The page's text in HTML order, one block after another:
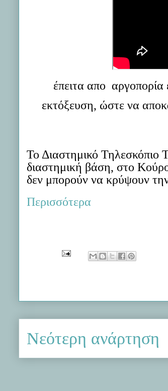
έπειτα απο αργοπορία
εκτόξευση, ώστε να
Το Διαστημικό Τηλεσκόπιο
διαστημική βάση, στο
δεν μπορούν να κρύψουν
Περισσότερα
Νεότερη ανάρτηση